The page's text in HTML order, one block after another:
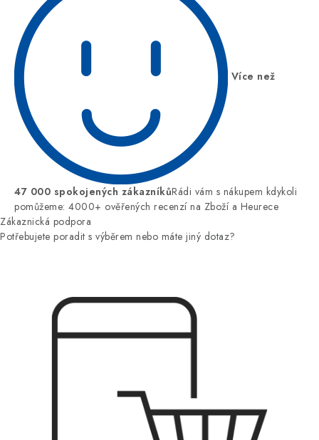
Více než
47 000 spokojených zákazníkůRádi vám s nákupem kdykoli
pomůžeme: 4000+ ověřených recenzí na Zboží a Heurece
Zákaznická podpora
Potřebujete poradit s výběrem nebo máte jiný dotaz?